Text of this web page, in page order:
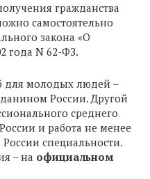
гражданства
самостоятельно
закона «О
года N 62-ФЗ.
для молодых людей –
России. Другой
среднего
и работа не менее
специальности.
– на официальном